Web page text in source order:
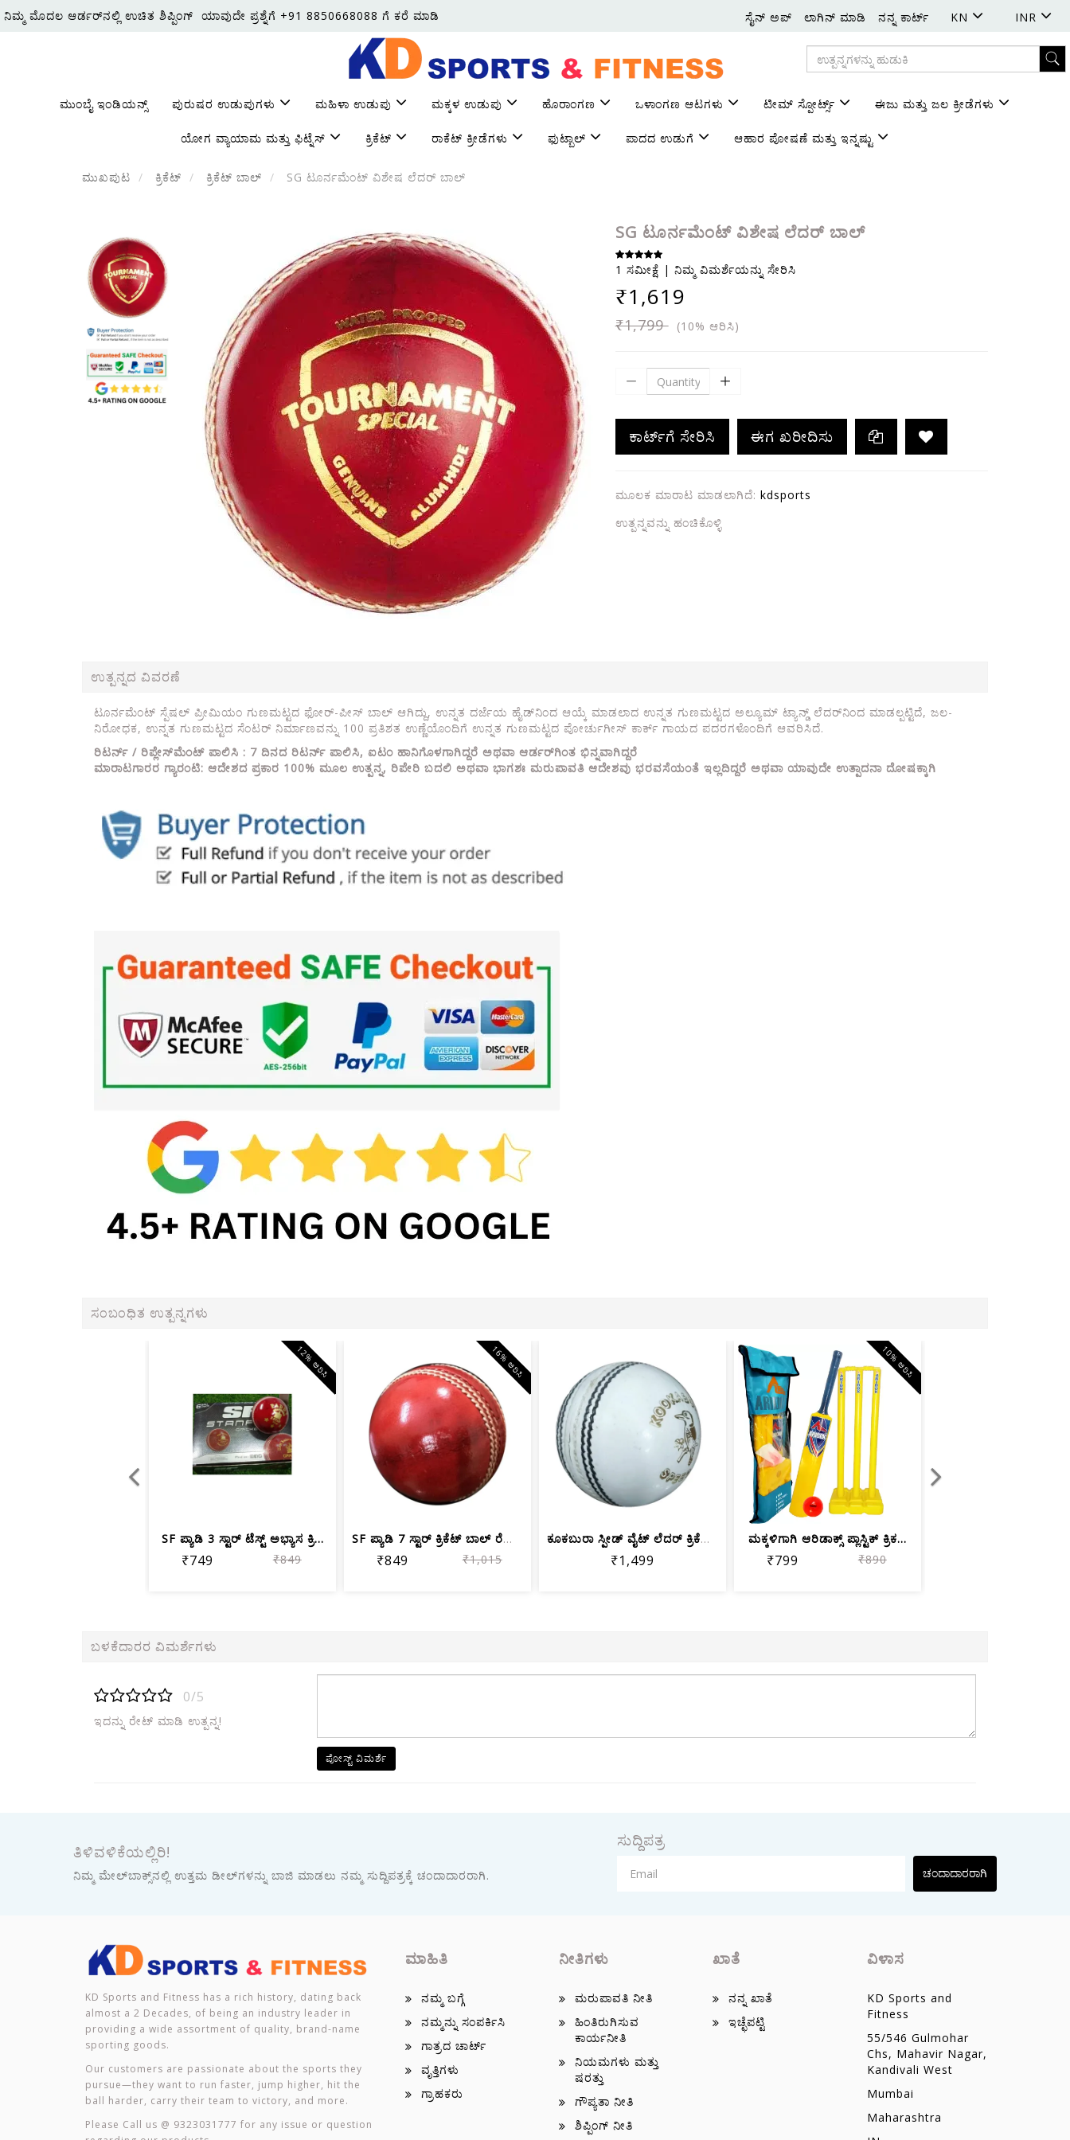
ನಿಮ್ಮ ಮೊದಲ ಆರ್ಡರ್‌ನಲ್ಲಿ ಉಚಿತ ಶಿಪ್ಪಿಂಗ್ ಯಾವುದೇ ಪ್ರಶ್ನೆಗೆ +91 8850668088 ಗೆ ಕರೆ ಮಾಡಿ ಸೈನ್ ಅಪ್ ಲಾಗಿನ್ ಮಾಡಿ ನನ್ನ ಕಾರ್ಟ್ KN INR
ಮುಂಬೈ ಇಂಡಿಯನ್ಸ್ ಪುರುಷರ ಉಡುಪುಗಳು ಮಹಿಳಾ ಉಡುಪು ಮಕ್ಕಳ ಉಡುಪು ಹೊರಾಂಗಣ ಒಳಾಂಗಣ ಆಟಗಳು ಟೀಮ್ ಸ್ಪೋರ್ಟ್ಸ್ ಈಜು ಮತ್ತು ಜಲ ಕ್ರೀಡೆಗಳು
ಯೋಗ ವ್ಯಾಯಾಮ ಮತ್ತು ಫಿಟ್ನೆಸ್ ಕ್ರಿಕೆಟ್ ರಾಕೆಟ್ ಕ್ರೀಡೆಗಳು ಫುಟ್ಬಾಲ್ ಪಾದದ ಉಡುಗೆ ಆಹಾರ ಪೋಷಣೆ ಮತ್ತು ಇನ್ನಷ್ಟು
ಮುಖಪುಟ ಕ್ರಿಕೆಟ್ ಕ್ರಿಕೆಟ್ ಬಾಲ್ SG ಟೂರ್ನಮೆಂಟ್ ವಿಶೇಷ ಲೆದರ್ ಬಾಲ್
SG ಟೂರ್ನಮೆಂಟ್ ವಿಶೇಷ ಲೆದರ್ ಬಾಲ್
1 ಸಮೀಕ್ಷೆ | ನಿಮ್ಮ ವಿಮರ್ಶೆಯನ್ನು ಸೇರಿಸಿ
₹1,619
₹1,799(10% ಆರಿಸಿ)
ಕಾರ್ಟ್‌ಗೆ ಸೇರಿಸಿ ಈಗ ಖರೀದಿಸು
ಮೂಲಕ ಮಾರಾಟ ಮಾಡಲಾಗಿದೆ: kdsports
ಉತ್ಪನ್ನವನ್ನು ಹಂಚಿಕೊಳ್ಳಿ
ಉತ್ಪನ್ನದ ವಿವರಣೆ
ಟೂರ್ನಮೆಂಟ್ ಸ್ಪೆಷಲ್ ಪ್ರೀಮಿಯಂ ಗುಣಮಟ್ಟದ ಫೋರ್-ಪೀಸ್ ಬಾಲ್ ಆಗಿದ್ದು, ಉನ್ನತ ದರ್ಜೆಯ ಹೈಡ್‌ನಿಂದ ಆಯ್ಕೆ ಮಾಡಲಾದ ಉನ್ನತ ಗುಣಮಟ್ಟದ ಅಲ್ಯೂಮ್ ಟ್ಯಾನ್ಡ್ ಲೆದರ್‌ನಿಂದ ಮಾಡಲ್ಪಟ್ಟಿದೆ, ಜಲ-
ನಿರೋಧಕ, ಉನ್ನತ ಗುಣಮಟ್ಟದ ಸೆಂಟರ್ ನಿರ್ಮಾಣವನ್ನು 100 ಪ್ರತಿಶತ ಉಣ್ಣೆಯೊಂದಿಗೆ ಉನ್ನತ ಗುಣಮಟ್ಟದ ಪೋರ್ಚುಗೀಸ್ ಕಾರ್ಕ್ ಗಾಯದ ಪದರಗಳೊಂದಿಗೆ ಆವರಿಸಿದೆ.
ರಿಟರ್ನ್ / ರಿಪ್ಲೇಸ್‌ಮೆಂಟ್ ಪಾಲಿಸಿ : 7 ದಿನದ ರಿಟರ್ನ್ ಪಾಲಿಸಿ, ಐಟಂ ಹಾನಿಗೊಳಗಾಗಿದ್ದರೆ ಅಥವಾ ಆರ್ಡರ್‌ಗಿಂತ ಭಿನ್ನವಾಗಿದ್ದರೆ
ಮಾರಾಟಗಾರರ ಗ್ಯಾರಂಟಿ: ಆದೇಶದ ಪ್ರಕಾರ 100% ಮೂಲ ಉತ್ಪನ್ನ, ರಿಪೇರಿ ಬದಲಿ ಅಥವಾ ಭಾಗಶಃ ಮರುಪಾವತಿ ಆದೇಶವು ಭರವಸೆಯಂತೆ ಇಲ್ಲದಿದ್ದರೆ ಅಥವಾ ಯಾವುದೇ ಉತ್ಪಾದನಾ ದೋಷಕ್ಕಾಗಿ
ಸಂಬಂಧಿತ ಉತ್ಪನ್ನಗಳು
SF ಪ್ಯಾಡಿ 3 ಸ್ಟಾರ್ ಟೆಸ್ಟ್ ಅಭ್ಯಾಸ ಕ್ರಿ...
₹749 ₹849
12% ಆರಿಸಿ
SF ಪ್ಯಾಡಿ 7 ಸ್ಟಾರ್ ಕ್ರಿಕೆಟ್ ಬಾಲ್ ರೆಡ್...
₹849 ₹1,015
16% ಆರಿಸಿ
ಕೂಕಬುರಾ ಸ್ಪೀಡ್ ವೈಟ್ ಲೆದರ್ ಕ್ರಿಕೆಟ್ ಬಾಲ್
₹1,499
ಮಕ್ಕಳಿಗಾಗಿ ಆರಿಡಾಕ್ಸ್ ಪ್ಲಾಸ್ಟಿಕ್ ಕ್ರಿಕ...
₹799 ₹890
10% ಆರಿಸಿ
ಬಳಕೆದಾರರ ವಿಮರ್ಶೆಗಳು
0/5
ಇದನ್ನು ರೇಟ್ ಮಾಡಿ ಉತ್ಪನ್ನ!
ಪೋಸ್ಟ್ ವಿಮರ್ಶೆ
ತಿಳಿವಳಿಕೆಯಲ್ಲಿರಿ!
ನಿಮ್ಮ ಮೇಲ್‌ಬಾಕ್ಸ್‌ನಲ್ಲಿ ಉತ್ತಮ ಡೀಲ್‌ಗಳನ್ನು ಬಾಜಿ ಮಾಡಲು ನಮ್ಮ ಸುದ್ದಿಪತ್ರಕ್ಕೆ ಚಂದಾದಾರರಾಗಿ.
ಸುದ್ದಿಪತ್ರ
ಚಂದಾದಾರರಾಗಿ
KD Sports and Fitness has a rich history, dating back
almost a 2 Decades, of being an industry leader in
providing a wide assortment of quality, brand-name
sporting goods.
Our customers are passionate about the sports they
pursue—they want to run faster, jump higher, hit the
ball harder, carry their team to victory, and more.
Please Call us @ 9323031777 for any issue or question
ಮಾಹಿತಿ
ನಮ್ಮ ಬಗ್ಗೆ
ನಮ್ಮನ್ನು ಸಂಪರ್ಕಿಸಿ
ಗಾತ್ರದ ಚಾರ್ಟ್
ವೃತ್ತಿಗಳು
ಗ್ರಾಹಕರು
ನೀತಿಗಳು
ಮರುಪಾವತಿ ನೀತಿ
ಹಿಂತಿರುಗಿಸುವ
ಕಾರ್ಯನೀತಿ
ನಿಯಮಗಳು ಮತ್ತು
ಷರತ್ತು
ಗೌಪ್ಯತಾ ನೀತಿ
ಶಿಪ್ಪಿಂಗ್ ನೀತಿ
ಖಾತೆ
ನನ್ನ ಖಾತೆ
ಇಚ್ಛೆಪಟ್ಟಿ
ವಿಳಾಸ
KD Sports and
Fitness
55/546 Gulmohar
Chs, Mahavir Nagar,
Kandivali West
Mumbai
Maharashtra